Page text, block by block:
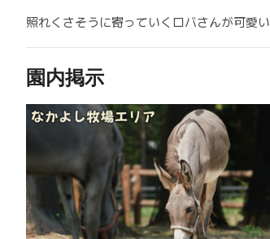
照れくさそうに寄っていくロバさんが可愛い
園内掲示